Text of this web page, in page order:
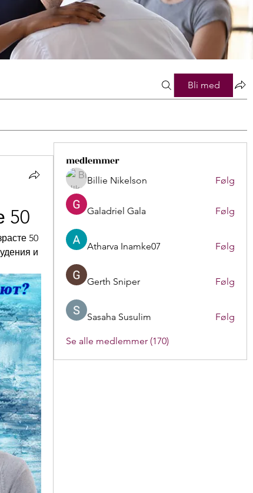
Bli med
50
50
и
medlemmer
Billie Nikelson Følg
Galadriel Gala Følg
Atharva Inamke07 Følg
Gerth Sniper Følg
Sasaha Susulim Følg
Se alle medlemmer (170)